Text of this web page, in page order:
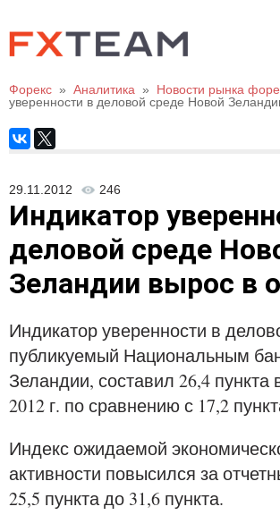
Форекс » Аналитика » Новости рынка
уверенности в деловой среде Новой
29.11.2012 246
Индикатор
деловой среде
Зеландии вырос в
Индикатор уверенности в
публикуемый Национальным
Зеландии, составил 26,4 пункта
2012 г. по сравнению с 17,2
Индекс ожидаемой
активности повысился за
25,5 пункта до 31,6 пункта.